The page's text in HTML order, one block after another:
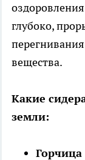
глубоко,
вещества.
Какие
земли:
Горчица